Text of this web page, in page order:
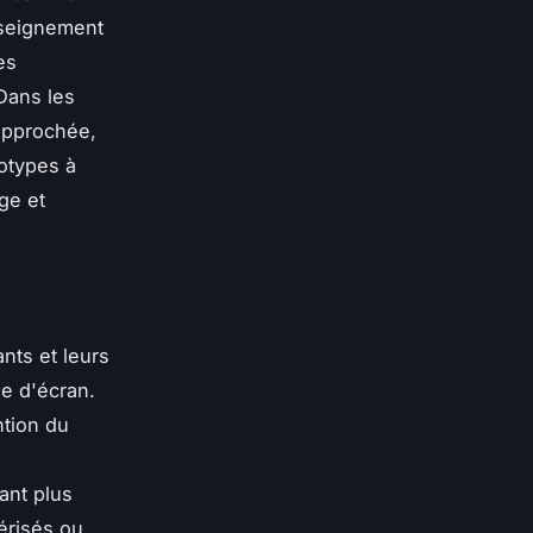
les
à
et
et leurs
d'écran.
du
plus
ou